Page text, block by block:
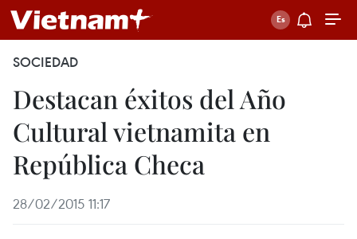
SOCIEDAD
Destacan éxitos del Año
Cultural vietnamita en
República Checa
28/02/2015 11:17